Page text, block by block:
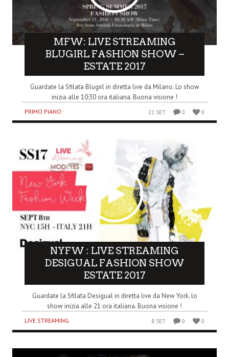
MFW: LIVE STREAMING
BLUGIRL FASHION SHOW –
ESTATE 2017
Guardate la Sfilata Blugirl in diretta live da Milano. Lo show
inizia alle 10:30 ora italiana. Buona visione !
PRIMO PIANO 21 SET 0 0
NYFW : LIVE STREAMING
DESIGUAL FASHION SHOW
ESTATE 2017
Guardate la Sfilata Desigual in diretta live da New York. lo
show inizia alle 21 ora italiana. Buona visione !
LIVE STREAMING 8 SET 0 0